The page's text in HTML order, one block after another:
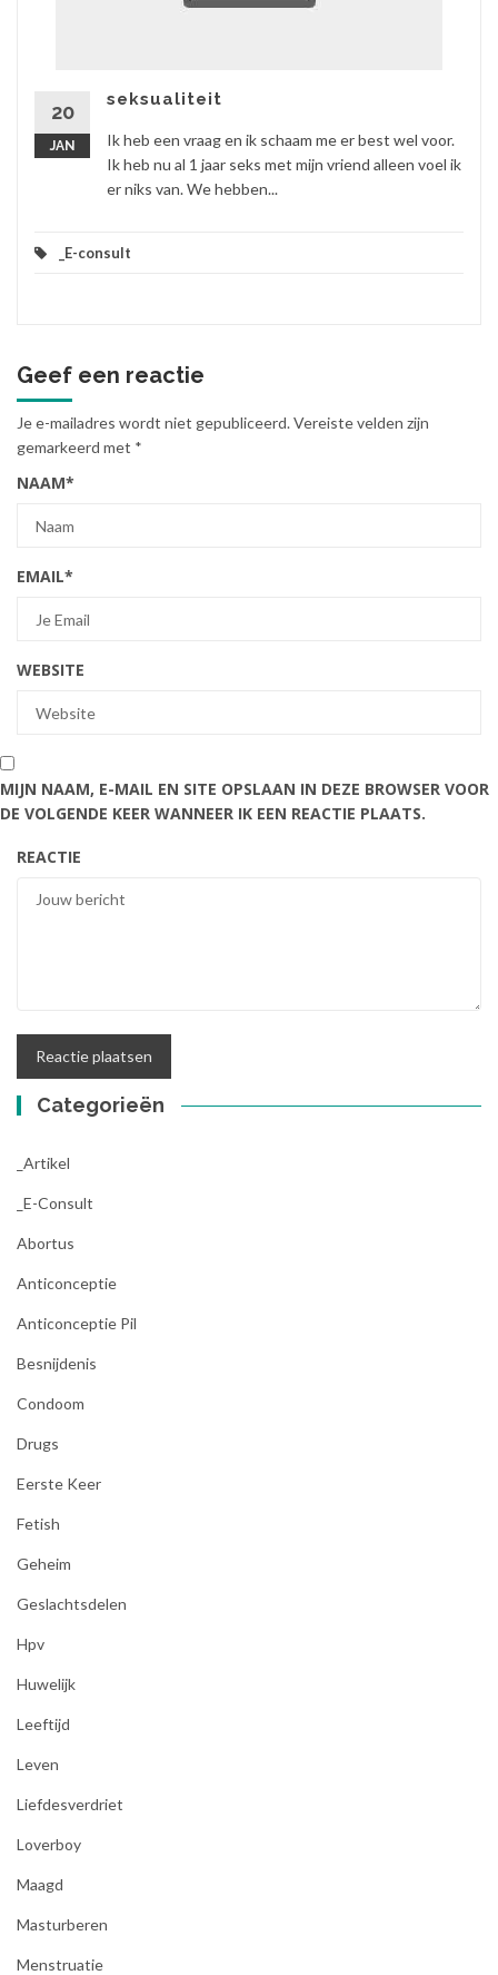
20
JAN
seksualiteit
Ik heb een vraag en ik schaam me er best wel voor.
Ik heb nu al 1 jaar seks met mijn vriend alleen voel ik
er niks van. We hebben...
_E-consult
Geef een reactie
Je e-mailadres wordt niet gepubliceerd.Vereiste velden zijn
gemarkeerd met *
NAAM*
EMAIL*
WEBSITE
MIJN NAAM, E-MAIL EN SITE OPSLAAN IN DEZE BROWSER VOOR
DE VOLGENDE KEER WANNEER IK EEN REACTIE PLAATS.
REACTIE
Categorieën
_Artikel
_E-Consult
Abortus
Anticonceptie
Anticonceptie Pil
Besnijdenis
Condoom
Drugs
Eerste Keer
Fetish
Geheim
Geslachtsdelen
Hpv
Huwelijk
Leeftijd
Leven
Liefdesverdriet
Loverboy
Maagd
Masturberen
Menstruatie